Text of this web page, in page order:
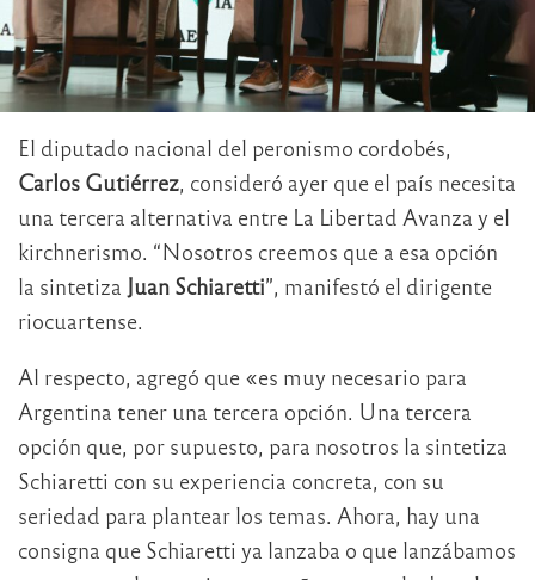
El diputado nacional del peronismo cordobés,
Carlos Gutiérrez, consideró ayer que el país necesita
una tercera alternativa entre La Libertad Avanza y el
kirchnerismo. “Nosotros creemos que a esa opción
la sintetiza Juan Schiaretti”, manifestó el dirigente
riocuartense.
Al respecto, agregó que «es muy necesario para
Argentina tener una tercera opción. Una tercera
opción que, por supuesto, para nosotros la sintetiza
Schiaretti con su experiencia concreta, con su
seriedad para plantear los temas. Ahora, hay una
consigna que Schiaretti ya lanzaba o que lanzábamos